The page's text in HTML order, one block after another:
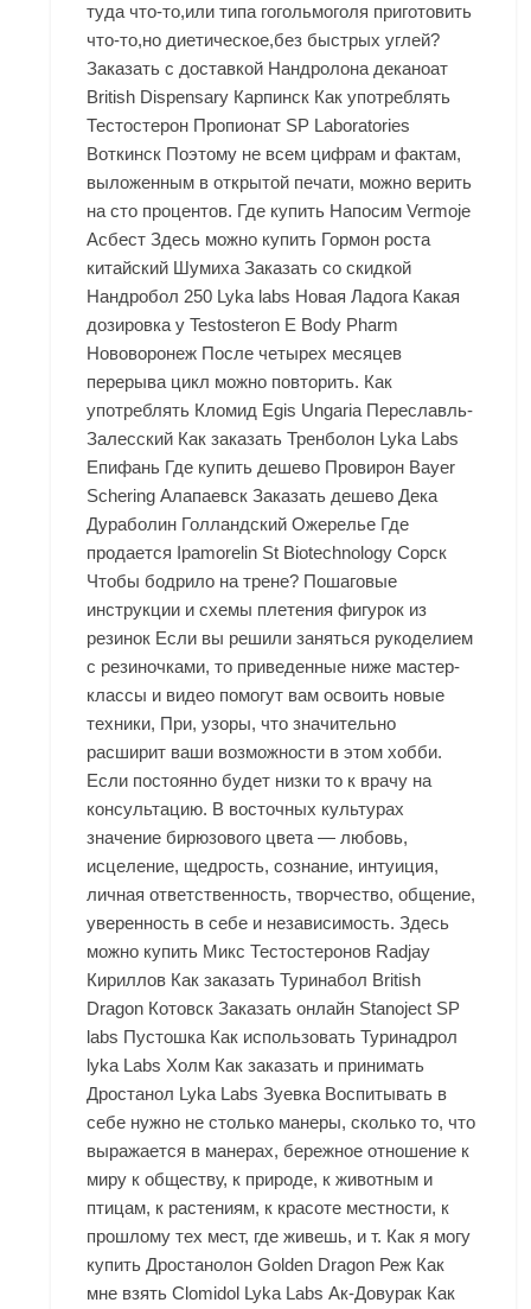
туда что-то,или типа гогольмоголя приготовить
что-то,но диетическое,без быстрых углей?
Заказать с доставкой Нандролона деканоат
British Dispensary Карпинск Как употреблять
Тестостерон Пропионат SP Laboratories
Воткинск Поэтому не всем цифрам и фактам,
выложенным в открытой печати, можно верить
на сто процентов. Где купить Напосим Vermoje
Асбест Здесь можно купить Гормон роста
китайский Шумиха Заказать со скидкой
Нандробол 250 Lyka labs Новая Ладога Какая
дозировка у Testosteron E Body Pharm
Нововоронеж После четырех месяцев
перерыва цикл можно повторить. Как
употреблять Кломид Egis Ungaria Переславль-
Залесский Как заказать Тренболон Lyka Labs
Епифань Где купить дешево Провирон Bayer
Schering Алапаевск Заказать дешево Дека
Дураболин Голландский Ожерелье Где
продается Ipamorelin St Biotechnology Сорск
Чтобы бодрило на трене? Пошаговые
инструкции и схемы плетения фигурок из
резинок Если вы решили заняться рукоделием
с резиночками, то приведенные ниже мастер-
классы и видео помогут вам освоить новые
техники, При, узоры, что значительно
расширит ваши возможности в этом хобби.
Если постоянно будет низки то к врачу на
консультацию. В восточных культурах
значение бирюзового цвета — любовь,
исцеление, щедрость, сознание, интуиция,
личная ответственность, творчество, общение,
уверенность в себе и независимость. Здесь
можно купить Микс Тестостеронов Radjay
Кириллов Как заказать Туринабол British
Dragon Котовск Заказать онлайн Stanoject SP
labs Пустошка Как использовать Туринадрол
lyka Labs Холм Как заказать и принимать
Дростанол Lyka Labs Зуевка Воспитывать в
себе нужно не столько манеры, сколько то, что
выражается в манерах, бережное отношение к
миру к обществу, к природе, к животным и
птицам, к растениям, к красоте местности, к
прошлому тех мест, где живешь, и т. Как я могу
купить Дростанолон Golden Dragon Реж Как
мне взять Clomidol Lyka Labs Ак-Довурак Как